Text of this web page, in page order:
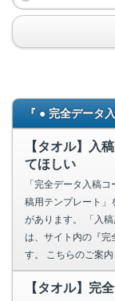
『 ● 完全データ
【タオル】入
てほしい
「完全データ入稿
稿用テンプレート」
があります。 「入
は、サイト内の『完
す。 こちらのご案
【タオル】完